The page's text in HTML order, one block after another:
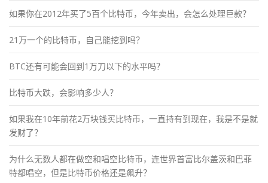
如果你在2012年买了5百个比特币，今年卖出，会怎么处理巨款？
21万一个的比特币，自己能挖到吗？
BTC还有可能会回到1万刀以下的水平吗？
比特币大跌，会影响多少人？
如果我在10年前花2万块钱买比特币，一直持有到现在，我是不是就
发财了？
为什么无数人都在做空和唱空比特币，连世界首富比尔盖茨和巴菲
特都唱空，但是比特币价格还是飙升？